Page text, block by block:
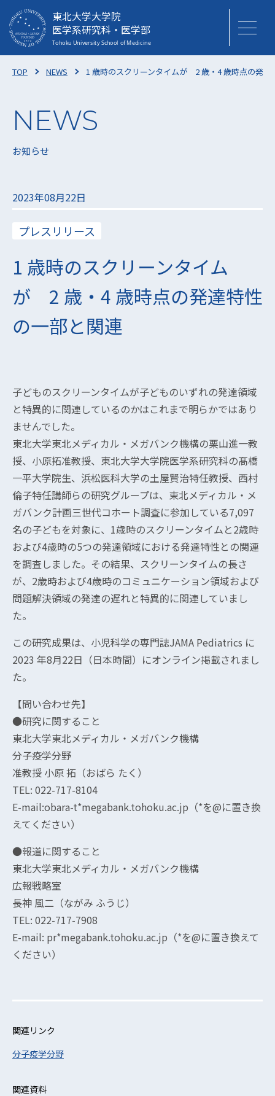
東北大学大学院
医学系研究科・医学部
TOP NEWS 1 歳時のスクリーンタイムが 2 歳・4 歳時点の発達
お知らせ
2023年08月22日
プレスリリース
1 歳時のスクリーンタイム
が 2 歳・4 歳時点の発達特性
の一部と関連
子どものスクリーンタイムが子どものいずれの発達領域
と特異的に関連しているのかはこれまで明らかではあり
ませんでした。
東北大学東北メディカル・メガバンク機構の栗山進一教
授、小原拓准教授、東北大学大学院医学系研究科の髙橋
一平大学院生、浜松医科大学の土屋賢治特任教授、西村
倫子特任講師らの研究グループは、東北メディカル・メ
ガバンク計画三世代コホート調査に参加している7,097
名の子どもを対象に、1歳時のスクリーンタイムと2歳時
および4歳時の5つの発達領域における発達特性との関連
を調査しました。その結果、スクリーンタイムの長さ
が、2歳時および4歳時のコミュニケーション領域および
問題解決領域の発達の遅れと特異的に関連していまし
た。
この研究成果は、小児科学の専門誌JAMA Pediatrics に
2023 年8月22日（日本時間）にオンライン掲載されまし
た。
【問い合わせ先】
●研究に関すること
東北大学東北メディカル・メガバンク機構
分子疫学分野
准教授 小原 拓（おばら たく）
TEL: 022-717-8104
E-mail:obara-t*megabank.tohoku.ac.jp（*を@に置き換
えてください）
●報道に関すること
東北大学東北メディカル・メガバンク機構
広報戦略室
長神 風二（ながみ ふうじ）
TEL: 022-717-7908
E-mail: pr*megabank.tohoku.ac.jp（*を@に置き換えて
ください）
関連リンク
分子疫学分野
関連資料